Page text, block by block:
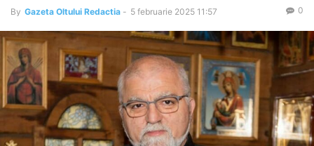
By Gazeta Oltului Redactia - 5 februarie 2025 11:57 0